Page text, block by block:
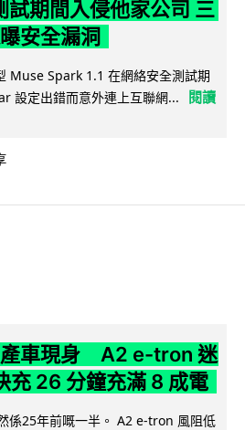
期間入侵他家公司 三
安全漏洞
Muse Spark 1.1 在網絡安全測試期
設定出錯而意外連上互聯網...
閱讀
產車現身 A2 e-tron 迷
26 分鐘充滿 8 成電
係25年前嘅一半。 A2 e-tron 風阻低